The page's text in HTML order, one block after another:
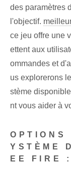
des paramètres
l'objectif.
ce jeu offre une
ettent aux
ommandes et
us explorerons
stème
nt vous aider à
OPTIONS
YSTÈME
EE FIRE :